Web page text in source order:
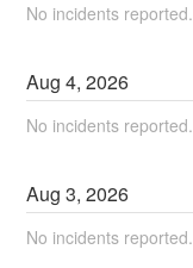
No incidents reported.
Aug4,2026
No incidents reported.
Aug3,2026
No incidents reported.